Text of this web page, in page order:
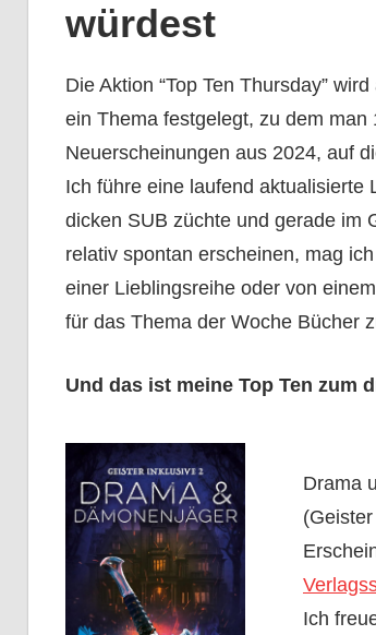
würdest
Die Aktion “Top Ten Thursday”
ein Thema festgelegt, zu dem
Neuerscheinungen aus 2024, auf
Ich führe eine laufend aktualisierte
dicken SUB züchte und gerade im
relativ spontan erscheinen, mag
einer Lieblingsreihe oder von
für das Thema der Woche Bücher
Und das ist meine Top Ten zum
Drama
Ich